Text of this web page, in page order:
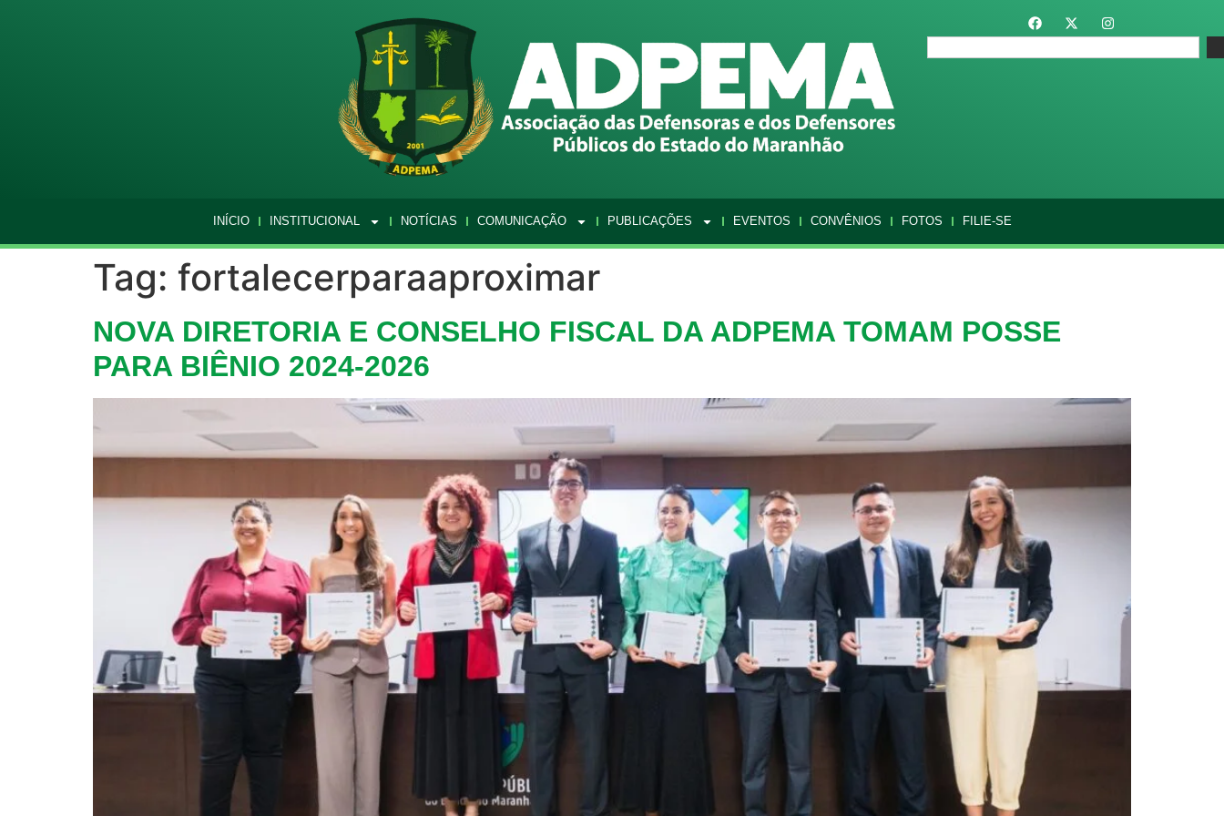
INÍCIO INSTITUCIONAL NOTÍCIAS COMUNICAÇÃO PUBLICAÇÕES EVENTOS CONVÊNIOS FOTOS FILIE-SE
Tag: fortalecerparaaproximar
NOVA DIRETORIA E CONSELHO FISCAL DA ADPEMA TOMAM POSSE
PARA BIÊNIO 2024-2026